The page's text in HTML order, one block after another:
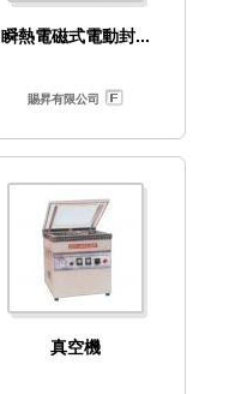
瞬熱電磁式電動封...
賜昇有限公司
真空機